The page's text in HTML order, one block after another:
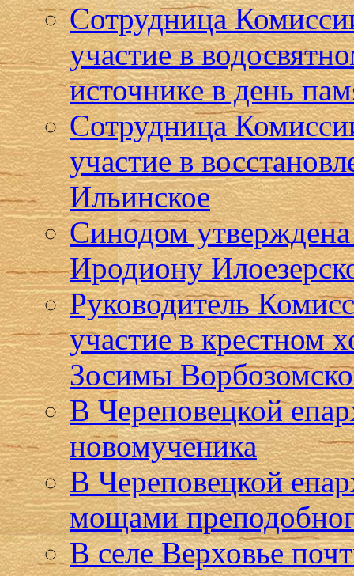
Сотрудница
участие в
источнике в день
Сотрудница
участие в
Ильинское
Синодом
Иродиону
Руководитель
участие в крестном
Зосимы
В Череповецкой
новомученика
В Череповецкой
мощами
В селе Верховье